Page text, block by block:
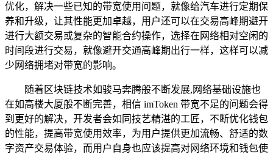
优化，解决一些已知的带宽使用问题，就像给汽车进行定期保
养和升级，让其性能更加卓越，用户还可以在交易高峰期避开
进行大额交易或复杂的智能合约操作，选择在网络相对空闲的
时间段进行交易，就像避开交通高峰期出行一样，这样可以减
少网络拥堵对带宽的影响。
随着区块链技术如骏马奔腾般不断发展,网络基础设施也
在如高楼大厦般不断完善，相信 imToken 带宽不足的问题会得
到更好的解决，开发者会如同技艺精湛的工匠，不断优化钱包
的性能，提高带宽使用效率，为用户提供更加流畅、舒适的数
字资产交易体验，而用户自身也应该提高对网络环境和钱包使